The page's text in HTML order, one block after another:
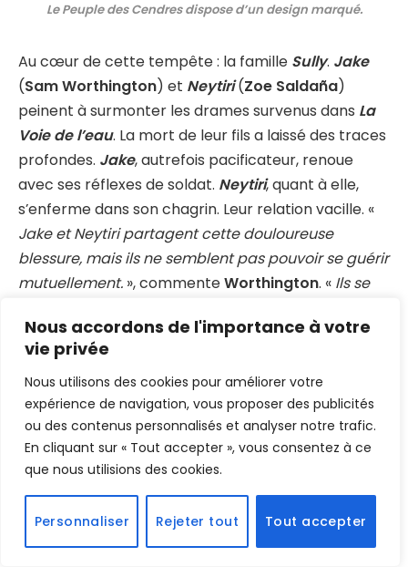
Nous accordons de l'importance à votre
vie privée
Nous utilisons des cookies pour améliorer votre
expérience de navigation, vous proposer des publicités
ou des contenus personnalisés et analyser notre trafic.
En cliquant sur « Tout accepter », vous consentez à ce
que nous utilisions des cookies.
Personnaliser Rejeter tout Tout accepter
Le Peuple des Cendres dispose d’un design marqué.
Au cœur de cette tempête : la famille Sully. Jake
(Sam Worthington) et Neytiri(Zoe Saldaña)
peinent à surmonter les drames survenus dans La
Voie de l’eau. La mort de leur fils a laissé des traces
profondes. Jake, autrefois pacificateur, renoue
avec ses réflexes de soldat. Neytiri, quant à elle,
s’enferme dans son chagrin. Leur relation vacille. «
Jake et Neytiri partagent cette douloureuse
blessure, mais ils ne semblent pas pouvoir se guérir
mutuellement. », commenteWorthington. « Ils se
survivre. »
Cette nouvelle dynamique familiale introduit une
tension émotionnelle inédite dans la saga, où la
guerre ne se joue plus seulement sur le champ de
bataille, mais aussi dans les silences et les fêlures
des liens affectifs.